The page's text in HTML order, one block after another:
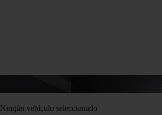
Ningún vehículo seleccionado